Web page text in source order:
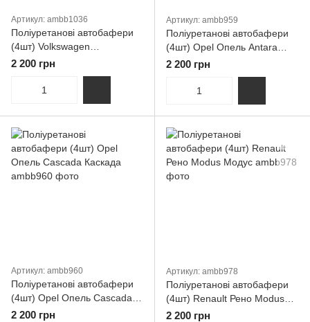
Артикул: ambb1036
Поліуретанові автобафери
(4шт) Volkswagen
Вольксваген Lupo
2 200 грн
Артикул: ambb959
Поліуретанові автобафери
(4шт) Opel Опель Antara
Антара
2 200 грн
Артикул: ambb960
Поліуретанові автобафери
(4шт) Opel Опель Cascada
Каскада
2 200 грн
Артикул: ambb978
Поліуретанові автобафери
(4шт) Renault Рено Modus
Модус
2 200 грн